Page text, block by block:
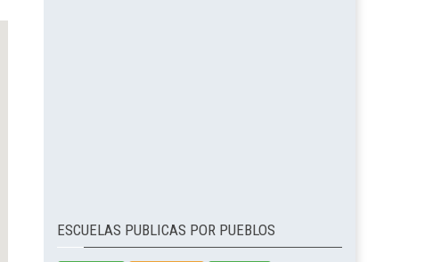
ESCUELAS PUBLICAS POR PUEBLOS